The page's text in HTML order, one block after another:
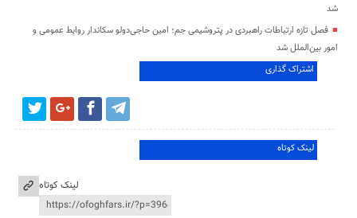
شد
فصل تازه ارتباطات راهبردی در پتروشیمی جم؛ امین حاجی‌دولو سکاندار روابط عمومی و
امور بین‌الملل شد
اشتراک گذاری
لینک کوتاه
لینک کوتاه